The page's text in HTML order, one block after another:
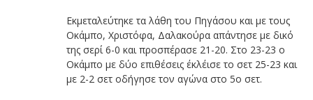
Εκμεταλεύτηκε τα λάθη του Πηγάσου και με τους
Οκάμπο, Χριστόφα, Δαλακούρα απάντησε με δικό
της σερί 6-0 και προσπέρασε 21-20. Στο 23-23 ο
Οκάμπο με δύο επιθέσεις έκλέισε το σετ 25-23 και
με 2-2 σετ οδήγησε τον αγώνα στο 5ο σετ.